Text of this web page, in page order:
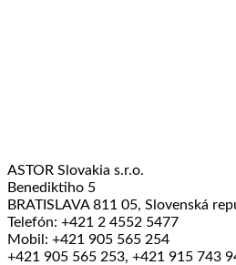
ASTOR Slovakia s.r.o.
Benediktiho 5
BRATISLAVA 811 05, Slovenská
Telefón: +421 2 4552 5477
Mobil: +421 905 565 254
+421 905 565 253, +421 915 743